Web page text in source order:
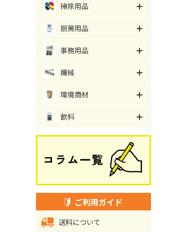
掃除用品
厨房用品
事務用品
機械
環境商材
飲料
ご利用ガイド
送料について